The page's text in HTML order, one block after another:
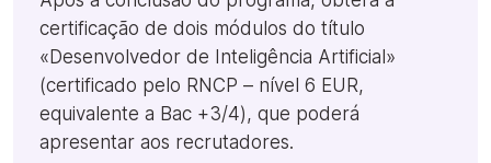
certificação de dois módulos do título
«Desenvolvedor de Inteligência Artificial»
(certificado pelo RNCP – nível 6 EUR,
equivalente a Bac +3/4), que poderá
apresentar aos recrutadores.